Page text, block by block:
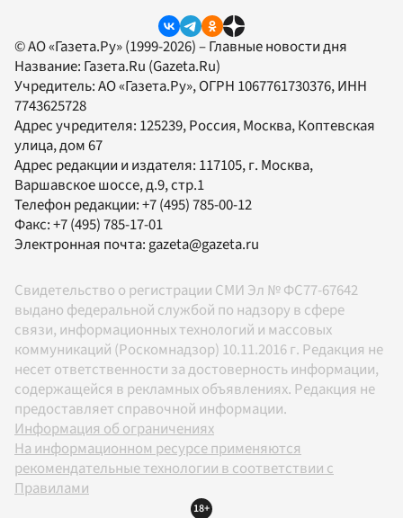
© АО «Газета.Ру» (1999-2026) – Главные новости дня
Название: Газета.Ru (Gazeta.Ru)
Учредитель:АО «Газета.Ру», ОГРН 1067761730376, ИНН
7743625728
Адрес учредителя: 125239, Россия, Москва, Коптевская
улица, дом 67
Адрес редакции и издателя: 117105, г. Москва,
Варшавское шоссе, д.9, стр.1
Телефон редакции:+7 (495) 785-00-12
Факс:+7 (495) 785-17-01
Электронная почта:gazeta@gazeta.ru
Свидетельство о регистрации СМИ Эл № ФС77-67642
выдано федеральной службой по надзору в сфере
связи, информационных технологий и массовых
коммуникаций (Роскомнадзор) 10.11.2016 г. Редакция не
несет ответственности за достоверность информации,
содержащейся в рекламных объявлениях. Редакция не
предоставляет справочной информации.
Информация об ограничениях
На информационном ресурсе применяются
рекомендательные технологии в соответствии с
Правилами
18+